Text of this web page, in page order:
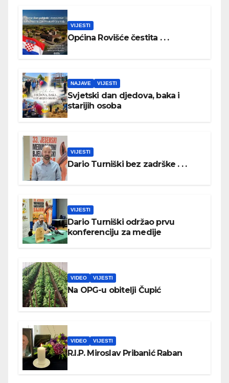
VIJESTI
Općina Rovišće čestita . . .
NAJAVE VIJESTI
Svjetski dan djedova, baka i
starijih osoba
VIJESTI
Dario Turniški bez zadrške . . .
VIJESTI
Dario Turniški održao prvu
konferenciju za medije
VIDEO VIJESTI
Na OPG-u obitelji Čupić
VIDEO VIJESTI
R.I.P. Miroslav Pribanić Raban